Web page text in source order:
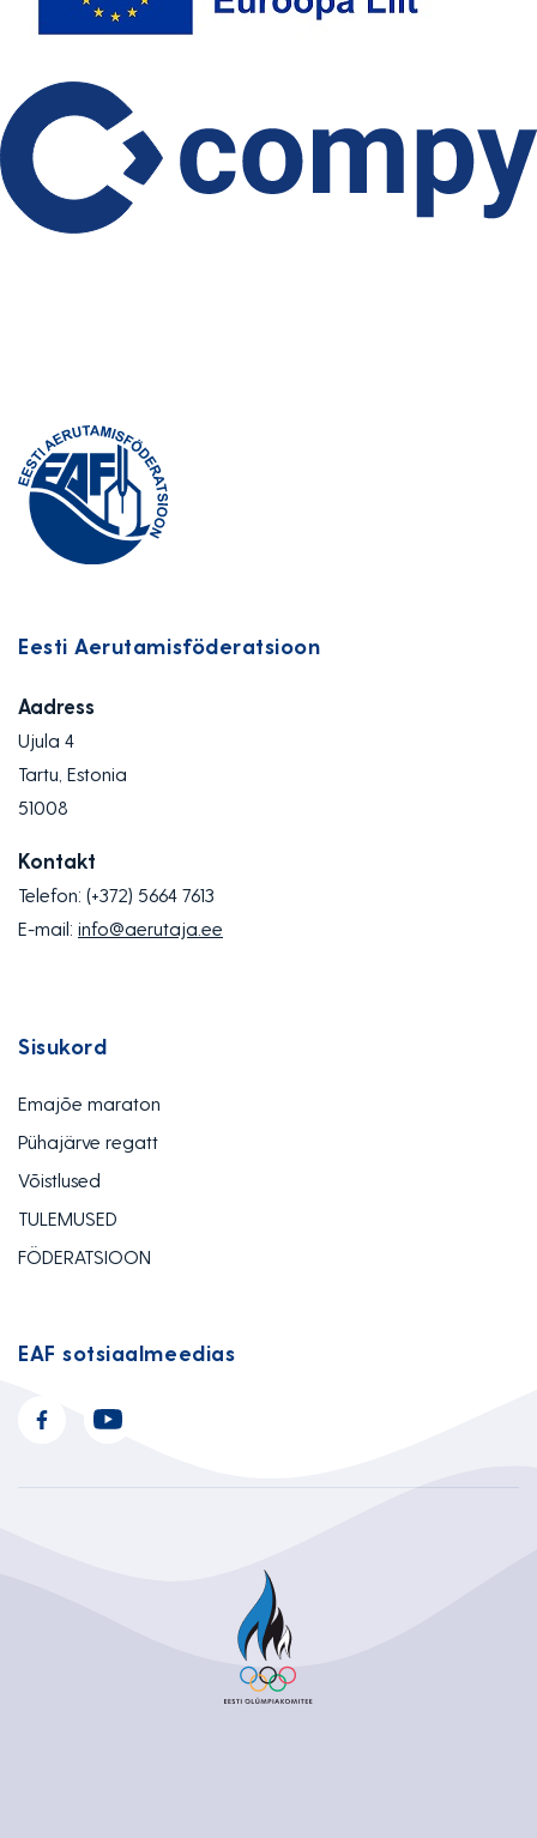
Eesti Aerutamisföderatsioon
Aadress
Ujula 4
Tartu, Estonia
51008
Kontakt
Telefon: (+372) 5664 7613
E-mail: info@aerutaja.ee
Sisukord
Emajõe maraton
Pühajärve regatt
Võistlused
TULEMUSED
FÖDERATSIOON
EAF sotsiaalmeedias